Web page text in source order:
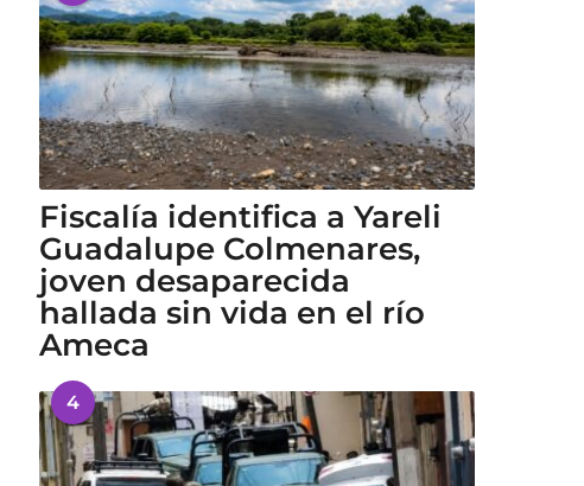
Fiscalía identifica a Yareli
Guadalupe Colmenares,
joven desaparecida
hallada sin vida en el río
Ameca
4